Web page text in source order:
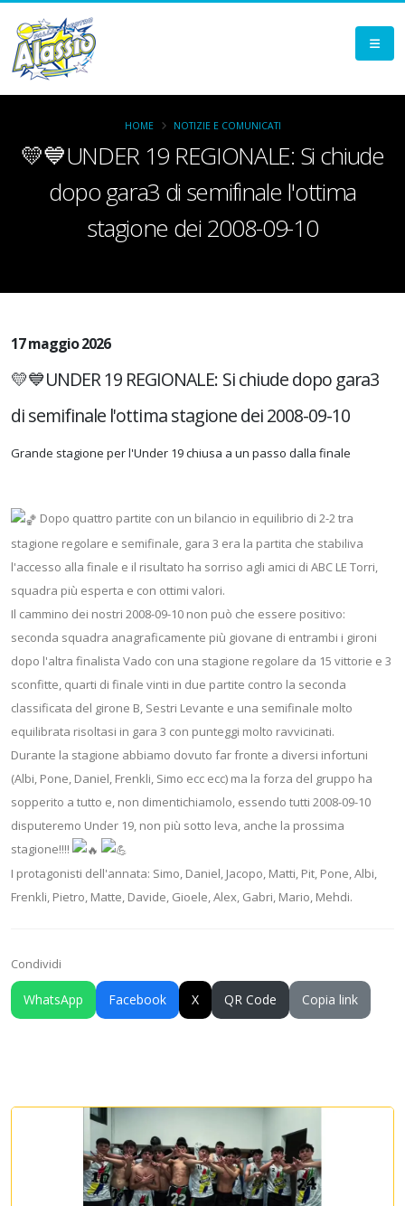
💛💙UNDER 19 REGIONALE: Si chiude
dopo gara3 di semifinale l'ottima
stagione dei 2008-09-10
HOME NOTIZIE E COMUNICATI
17 maggio 2026
💛💙UNDER 19 REGIONALE: Si chiude dopo gara3
di semifinale l'ottima stagione dei 2008-09-10
Grande stagione per l'Under 19 chiusa a un passo dalla finale
Dopo quattro partite con un bilancio in equilibrio di 2-2 tra
stagione regolare e semifinale, gara 3 era la partita che stabiliva
l'accesso alla finale e il risultato ha sorriso agli amici di ABC LE Torri,
squadra più esperta e con ottimi valori.
Il cammino dei nostri 2008-09-10 non può che essere positivo:
seconda squadra anagraficamente più giovane di entrambi i gironi
dopo l'altra finalista Vado con una stagione regolare da 15 vittorie e 3
sconfitte, quarti di finale vinti in due partite contro la seconda
classificata del girone B, Sestri Levante e una semifinale molto
equilibrata risoltasi in gara 3 con punteggi molto ravvicinati.
Durante la stagione abbiamo dovuto far fronte a diversi infortuni
(Albi, Pone, Daniel, Frenkli, Simo ecc ecc) ma la forza del gruppo ha
sopperito a tutto e, non dimentichiamolo, essendo tutti 2008-09-10
disputeremo Under 19, non più sotto leva, anche la prossima
stagione!!!!
I protagonisti dell'annata: Simo, Daniel, Jacopo, Matti, Pit, Pone, Albi,
Frenkli, Pietro, Matte, Davide, Gioele, Alex, Gabri, Mario, Mehdi.
Condividi
WhatsApp Facebook X QR Code Copia link